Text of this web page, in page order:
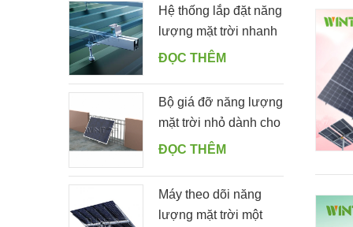
Hệ thống lắp đặt năng
lượng mặt trời nhanh
trên mái thiếc với móc
ĐỌC THÊM
Bộ giá đỡ năng lượng
mặt trời nhỏ dành cho
khu dân cư dành cho
ĐỌC THÊM
Máy theo dõi năng
lượng mặt trời một